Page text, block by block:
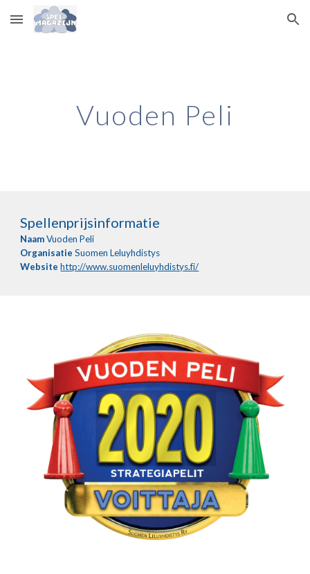
Skip to main content Skip to navigation
Vuoden Peli
Spellenprijsinformatie
NaamVuoden Peli
Organisatie Suomen Leluyhdistys
Website http://www.suomenleluyhdistys.fi/